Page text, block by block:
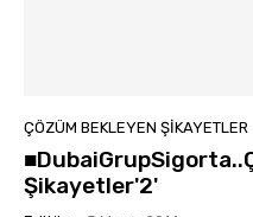
ÇÖZÜM BEKLEYEN ŞIKAYETLER
Şikayetler'2'